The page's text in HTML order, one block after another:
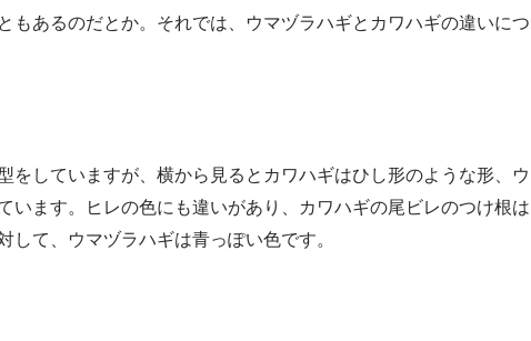
もあるのだとか。それでは、ウマヅラハギとカワハギの違いにつ
をしていますが、横から見るとカワハギはひし形のような形、ウ
います。ヒレの色にも違いがあり、カワハギの尾ビレのつけ根は
して、ウマヅラハギは青っぽい色です。